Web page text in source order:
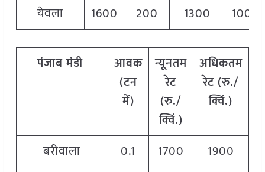
येवला 1600 200 1300 1000
पंजाबमंडी
आवक
(टन
में)
न्यूनतम
रेट
(रु./
क्विं.)
अधिकतम
रेट (रु./
क्विं.)
बरीवाला
0.1 1700 1900